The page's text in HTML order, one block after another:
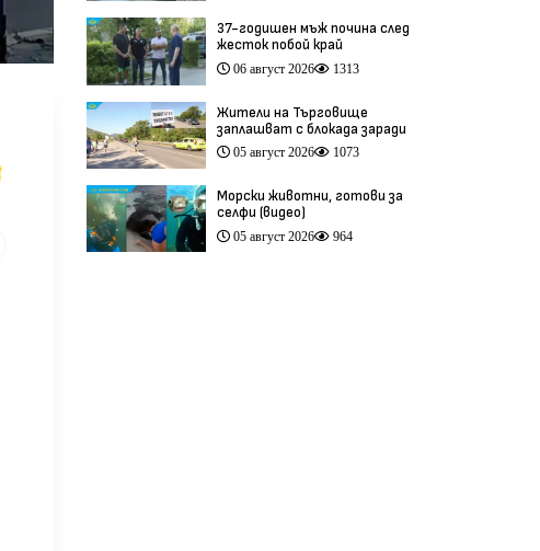
37-годишен мъж почина след
жесток побой край
Младежкия хълм в Пловдив
(видео)
06 август 2026 1313
Жители на Търговище
заплашват с блокада заради
опасен участък на пътя
София–Варна (видео)
05 август 2026 1073
Морски животни, готови за
селфи (видео)
05 август 2026 964